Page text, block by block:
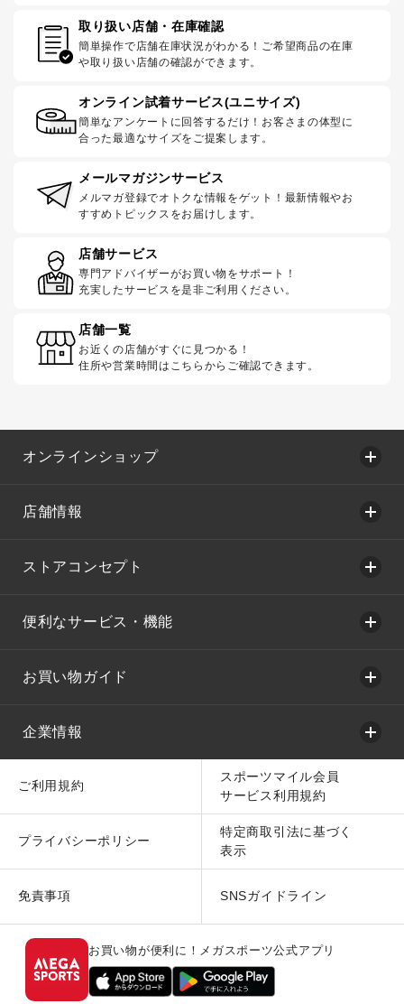
取り扱い店舗・在庫確認
簡単操作で店舗在庫状況がわかる！ご希望商品の在庫
や取り扱い店舗の確認ができます。
オンライン試着サービス(ユニサイズ)
簡単なアンケートに回答するだけ！お客さまの体型に
合った最適なサイズをご提案します。
メールマガジンサービス
メルマガ登録でオトクな情報をゲット！最新情報やお
すすめトピックスをお届けします。
店舗サービス
専門アドバイザーがお買い物をサポート！
充実したサービスを是非ご利用ください。
店舗一覧
お近くの店舗がすぐに見つかる！
住所や営業時間はこちらからご確認できます。
オンラインショップ
店舗情報
ストアコンセプト
便利なサービス・機能
お買い物ガイド
企業情報
ご利用規約
スポーツマイル会員
サービス利用規約
プライバシーポリシー
特定商取引法に基づく
表示
免責事項 SNSガイドライン
お買い物が便利に！メガスポーツ公式アプリ